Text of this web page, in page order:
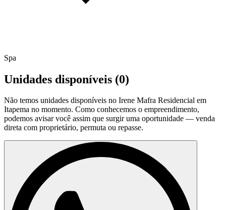
Spa
Unidades disponíveis (0)
Não temos unidades disponíveis no Irene Mafra Residencial em
Itapema no momento. Como conhecemos o empreendimento,
podemos avisar você assim que surgir uma oportunidade — venda
direta com proprietário, permuta ou repasse.